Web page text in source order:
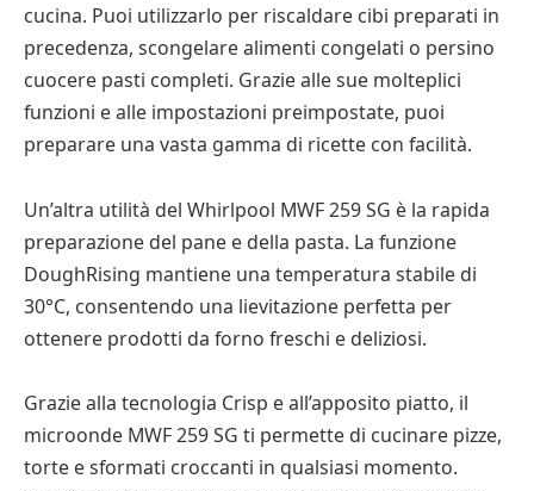
cucina. Puoi utilizzarlo per riscaldare cibi preparati in
precedenza, scongelare alimenti congelati o persino
cuocere pasti completi. Grazie alle sue molteplici
funzioni e alle impostazioni preimpostate, puoi
preparare una vasta gamma di ricette con facilità.
Un’altra utilità del Whirlpool MWF 259 SG è la rapida
preparazione del pane e della pasta. La funzione
DoughRising mantiene una temperatura stabile di
30°C, consentendo una lievitazione perfetta per
ottenere prodotti da forno freschi e deliziosi.
Grazie alla tecnologia Crisp e all’apposito piatto, il
microonde MWF 259 SG ti permette di cucinare pizze,
torte e sformati croccanti in qualsiasi momento.